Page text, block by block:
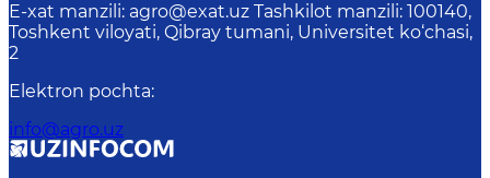
E-xat manzili: agro@exat.uz Tashkilot manzili: 100140,
Toshkent viloyati, Qibray tumani, Universitet ko‘chasi,
2
Elektron pochta:
info@agro.uz